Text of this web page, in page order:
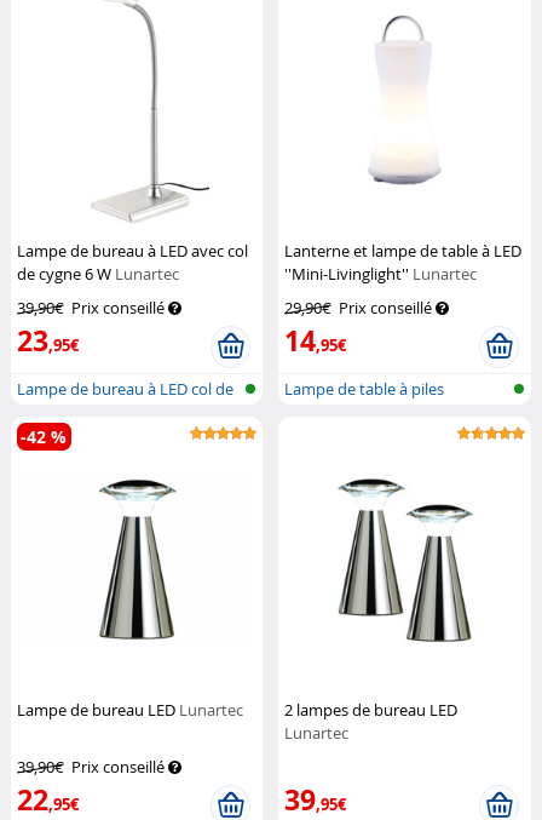
Lampe de bureau à LED avec col
de cygne 6 W Lunartec
39,90€ Prix conseillé
23,95€
Lampe de bureau à LED col de
cygne
Lanterne et lampe de table à LED
''Mini-Livinglight'' Lunartec
29,90€ Prix conseillé
14,95€
Lampe de table à piles
Lampe de bureau LED Lunartec
39,90€ Prix conseillé
22,95€
-42 %
2 lampes de bureau LED
Lunartec
39,95€